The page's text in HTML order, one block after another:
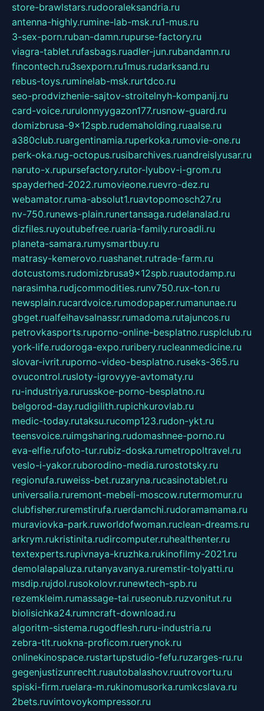
store-brawlstars.rudooraleksandria.ru
antenna-highly.rumine-lab-msk.ru1-mus.ru
3-sex-porn.ruban-damn.rupurse-factory.ru
viagra-tablet.rufasbags.ruadler-jun.rubandamn.ru
fincontech.ru3sexporn.ru1mus.rudarksand.ru
rebus-toys.ruminelab-msk.rurtdco.ru
seo-prodvizhenie-sajtov-stroitelnyh-kompanij.ru
card-voice.rurulonnyygazon177.rusnow-guard.ru
domizbrusa-9x12spb.rudemaholding.ruaalse.ru
a380club.ruargentinamia.ruperkoka.rumovie-one.ru
perk-oka.rug-octopus.rusibarchives.ruandreislyusar.ru
naruto-x.rupursefactory.rutor-lyubov-i-grom.ru
spayderhed-2022.rumovieone.ruevro-dez.ru
webamator.ruma-absolut1.ruavtopomosch27.ru
nv-750.runews-plain.runertansaga.rudelanalad.ru
dizfiles.ruyoutubefree.ruaria-family.ruroadli.ru
planeta-samara.rumysmartbuy.ru
matrasy-kemerovo.ruashanet.rutrade-farm.ru
dotcustoms.rudomizbrusa9x12spb.ruautodamp.ru
narasimha.rudjcommodities.runv750.rux-ton.ru
newsplain.rucardvoice.rumodopaper.rumanunae.ru
gbget.rualfeihavsalnassr.rumadoma.rutajuncos.ru
petrovkasports.ruporno-online-besplatno.rusplclub.ru
york-life.rudoroga-expo.ruribery.rucleanmedicine.ru
slovar-ivrit.ruporno-video-besplatno.ruseks-365.ru
ovucontrol.rusloty-igrovyye-avtomaty.ru
ru-industriya.rurusskoe-porno-besplatno.ru
belgorod-day.rudigilith.rupichkurovlab.ru
medic-today.rutaksu.rucomp123.rudon-ykt.ru
teensvoice.ruimgsharing.rudomashnee-porno.ru
eva-elfie.rufoto-tur.rubiz-doska.rumetropoltravel.ru
veslo-i-yakor.ruborodino-media.rurostotsky.ru
regionufa.ruweiss-bet.ruzaryna.rucasinotablet.ru
universalia.ruremont-mebeli-moscow.rutermomur.ru
clubfisher.ruremstirufa.ruerdamchi.rudoramamama.ru
muraviovka-park.ruworldofwoman.ruclean-dreams.ru
arkrym.rukristinita.rudircomputer.ruhealthenter.ru
textexperts.rupivnaya-kruzhka.rukinofilmy-2021.ru
demolalapaluza.rutanyavanya.ruremstir-tolyatti.ru
msdip.rujdol.rusokolovr.runewtech-spb.ru
rezemkleim.rumassage-tai.ruseonub.ruzvonitut.ru
biolisichka24.rumncraft-download.ru
algoritm-sistema.rugodflesh.ruru-industria.ru
zebra-tlt.ruokna-proficom.ruerynok.ru
onlinekinospace.rustartupstudio-fefu.ruzarges-ru.ru
gegenjustizunrecht.ruautobalashov.ruutrovortu.ru
spiski-firm.ruelara-m.rukinomusorka.rumkcslava.ru
2bets.ruvintovoykompressor.ru